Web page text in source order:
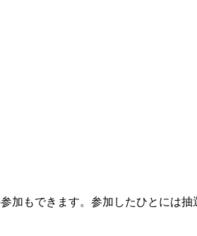
加もできます。参加したひとには抽